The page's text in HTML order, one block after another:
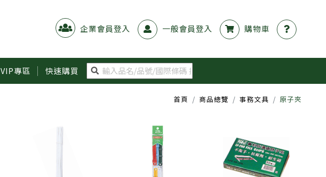
企業會員登入 一般會員登入 購物車
VIP專區 快速購買
首頁 商品總覽 事務文具 原子夾